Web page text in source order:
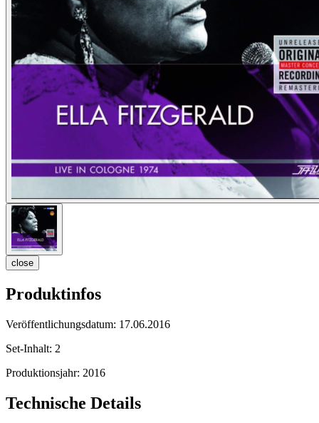
close
Produktinfos
Veröffentlichungsdatum: 17.06.2016
Set-Inhalt: 2
Produktionsjahr: 2016
Technische Details